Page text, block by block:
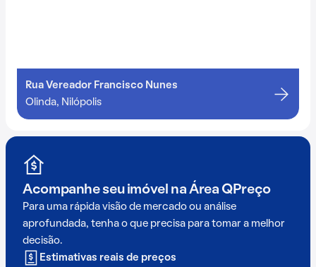
Rua Vereador Francisco Nunes
Olinda, Nilópolis
Acompanhe seu imóvel na Área QPreço
Para uma rápida visão de mercado ou análise
aprofundada, tenha o que precisa para tomar a melhor
decisão.
Estimativas reais de preços